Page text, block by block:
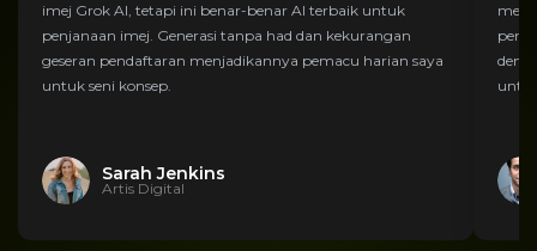
imej Grok AI, tetapi ini benar-benar AI terbaik untuk
penjanaan imej. Generasi tanpa had dan kekurangan
geseran pendaftaran menjadikannya pemacu harian saya
untuk seni konsep.
Sarah Jenkins
Artis Digital